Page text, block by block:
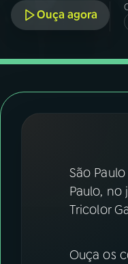
05 PODCASTS
ACOMPANHE A RÁDIO
YouTube
Instagram
Ouça agora
São
Paulo,
Tricolor
Ouça os